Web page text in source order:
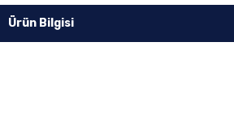
Ürün Bilgisi